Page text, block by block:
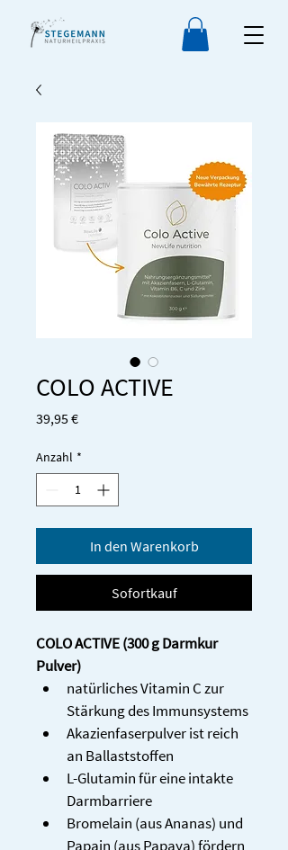
COLO ACTIVE
39,95 €Preis
Anzahl *
In den Warenkorb
Sofortkauf
COLO ACTIVE (300 g Darmkur
Pulver)
natürliches Vitamin C zur
Stärkung des Immunsystems
Akazienfaserpulver ist reich
an Ballaststoffen
L-Glutamin für eine intakte
Darmbarriere
Bromelain (aus Ananas) und
Papain (aus Papaya) fördern